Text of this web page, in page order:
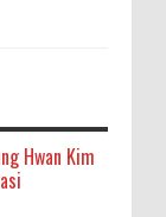
Hwan Kim